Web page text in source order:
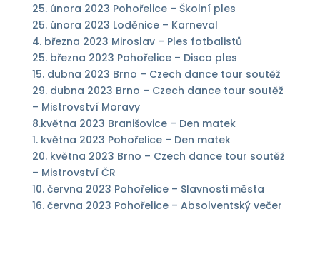
25. února 2023 Pohořelice – Školní ples
25. února 2023 Loděnice – Karneval
4. března 2023 Miroslav – Ples fotbalistů
25. března 2023 Pohořelice – Disco ples
15. dubna 2023 Brno – Czech dance tour soutěž
29. dubna 2023 Brno – Czech dance tour soutěž
– Mistrovství Moravy
8.května 2023 Branišovice – Den matek
1. května 2023 Pohořelice – Den matek
20. května 2023 Brno – Czech dance tour soutěž
– Mistrovství ČR
10. června 2023 Pohořelice – Slavnosti města
16. června 2023 Pohořelice – Absolventský večer